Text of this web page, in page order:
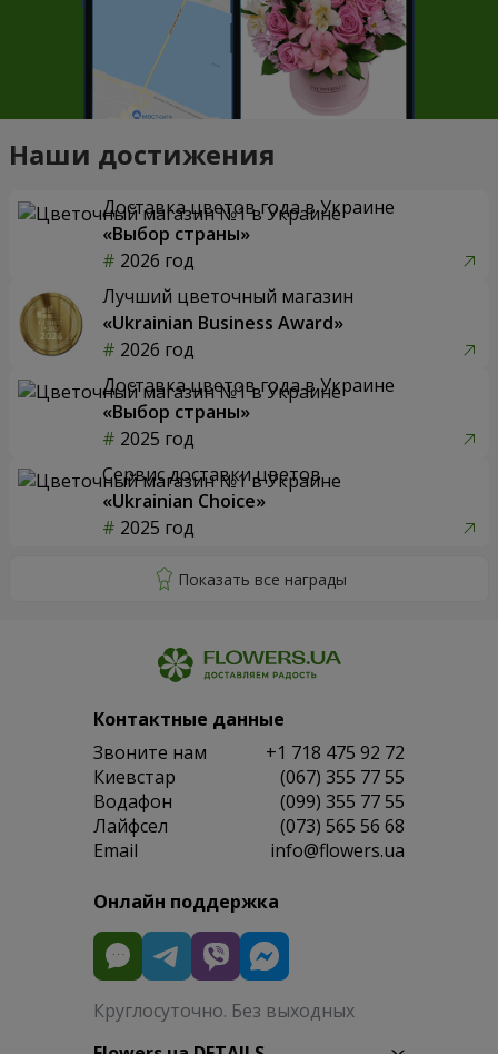
Наши достижения
Доставка цветов года в Украине
«Выбор страны»
2026 год
Лучший цветочный магазин
«Ukrainian Business Award»
2026 год
Доставка цветов года в Украине
«Выбор страны»
2025 год
Сервис доставки цветов
«Ukrainian Choice»
2025 год
Контактные данные
Звоните нам
+1 718 475 92 72
Киевстар
(067) 355 77 55
Водафон
(099) 355 77 55
Лайфсел
(073) 565 56 68
Email
info@flowers.ua
Онлайн поддержка
Круглосуточно. Без выходных